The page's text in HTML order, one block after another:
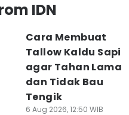
IDN
Cara Membuat
Tallow Kaldu Sapi
agar Tahan Lama
dan Tidak Bau
Tengik
6 Aug 2026, 12:50 WIB